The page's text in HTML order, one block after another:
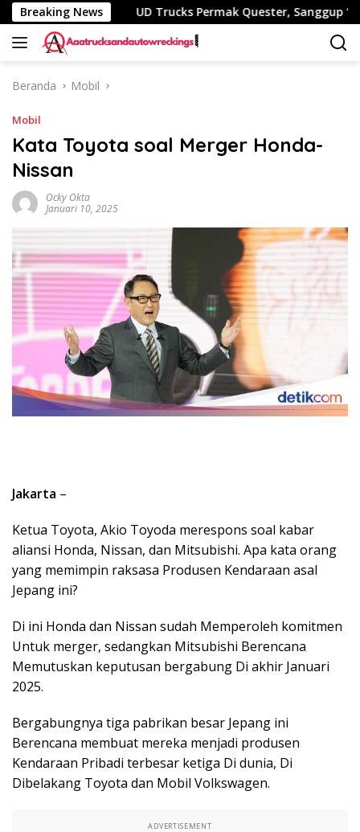
Langsung
ke
konten
Breaking News
B50 UD Trucks Permak Quester, Sanggup ‘Minum’
Beranda Mobil
Mobil
Kata Toyota soal Merger Honda-
Nissan
Ocky Okta
Januari 10, 2025
Jakarta –
Ketua Toyota, Akio Toyoda merespons soal kabar
aliansi Honda, Nissan, dan Mitsubishi. Apa kata orang
yang memimpin raksasa Produsen Kendaraan asal
Jepang ini?
Di ini Honda dan Nissan sudah Memperoleh komitmen
Untuk merger, sedangkan Mitsubishi Berencana
Memutuskan keputusan bergabung Di akhir Januari
2025.
Bergabungnya tiga pabrikan besar Jepang ini
Berencana membuat mereka menjadi produsen
Kendaraan Pribadi terbesar ketiga Di dunia, Di
Dibelakang Toyota dan Mobil Volkswagen.
ADVERTISEMENT